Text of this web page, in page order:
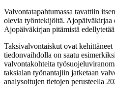
Valvontatapahtumassa tavattiin
olevia työntekijöitä. Ajopäiväkirjaa
Ajopäiväkirjan pitämistä
Taksivalvontaiskut ovat
tiedonvaihdolla on saatu
valvontakohteita
taksialan työnantajiin jatketaan
analysoitujen tietojen perusteella